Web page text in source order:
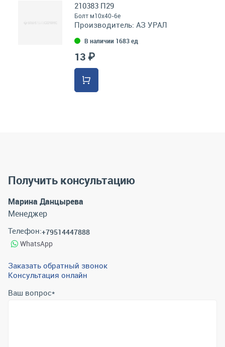
210383 П29
Болт м10х40-6е
Производитель: АЗ УРАЛ
В наличии 1683 ед
13 ₽
Получить консультацию
Марина Данцырева
Менеджер
Телефон:+79514447888
WhatsApp
Заказать обратный звонок
Консультация онлайн
Ваш вопрос*